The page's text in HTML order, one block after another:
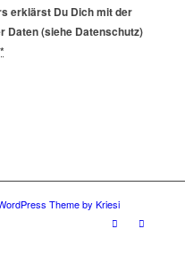
erklärst Du Dich mit der
Daten (siehe Datenschutz)
*
Theme by Kriesi